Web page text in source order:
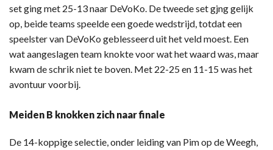
set ging met 25-13 naar DeVoKo. De tweede set gjng gelijk
op, beide teams speelde een goede wedstrijd, totdat een
speelster van DeVoKo geblesseerd uit het veld moest. Een
wat aangeslagen team knokte voor wat het waard was, maar
kwam de schrik niet te boven. Met 22-25 en 11-15 was het
avontuur voorbij.
Meiden B knokken zich naar finale
De 14-koppige selectie, onder leiding van Pim op de Weegh,